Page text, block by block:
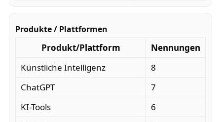
Produkte / Plattformen
Produkt/Plattform
Nennungen
Künstliche Intelligenz
8
ChatGPT
7
KI-Tools
6